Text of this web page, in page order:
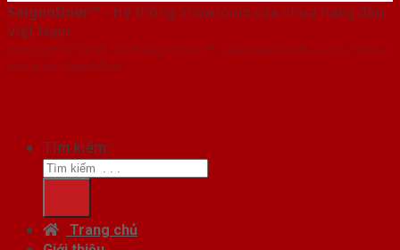
SaigonDoor™ - Hệ thống Showroom cửa nhựa hàng đầu
Việt Nam
Copyright ⓒ 2016 – 2026 SaigonDoor™ - www.bancuanhua.com | Đơn vị
chủ quản SaigonDoor
Tìm kiếm:
Trang chủ